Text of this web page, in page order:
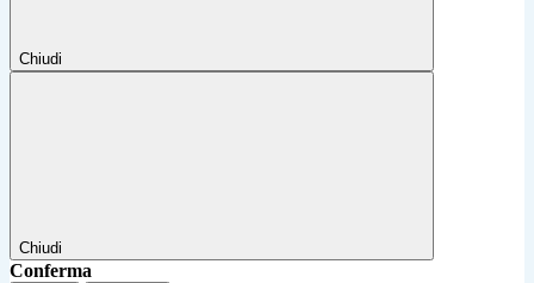
Chiudi
Chiudi
Conferma